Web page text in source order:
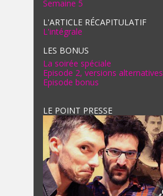
Semaine 5
L'ARTICLE RÉCAPITULATIF
L'intégrale
LES BONUS
La soirée spéciale
Episode 2, versions alternatives
Episode bonus
LE POINT PRESSE